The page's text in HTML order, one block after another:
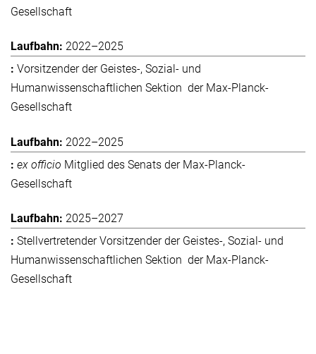
Gesellschaft
2022–2025
Vorsitzender der Geistes-, Sozial- und
Humanwissenschaftlichen Sektion der Max-Planck-
Gesellschaft
2022–2025
ex officio Mitglied des Senats der Max-Planck-
Gesellschaft
2025–2027
Stellvertretender Vorsitzender der Geistes-, Sozial- und
Humanwissenschaftlichen Sektion der Max-Planck-
Gesellschaft